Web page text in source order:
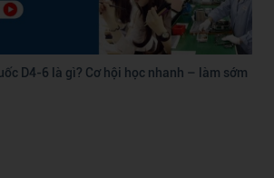
D4-6 là gì? Cơ hội học nhanh – làm sớm